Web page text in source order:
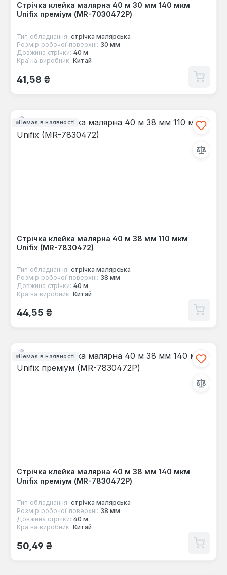
Стрічка клейка малярна 40 м 30 мм 140 мкм
Unifix преміум (MR-7030472P)
Тип обладнання: стрічка малярська
Розмір робочої поверхні: 30 мм
Довжина стрічки: 40 м
Країна виробник: Китай
Звичайна ціна:
41,58 ₴
Немає в наявності
Стрічка клейка малярна 40 м 38 мм 110 мкм
Unifix (MR-7830472)
Тип обладнання: стрічка малярська
Розмір робочої поверхні: 38 мм
Довжина стрічки: 40 м
Країна виробник: Китай
Звичайна ціна:
44,55 ₴
Немає в наявності
Стрічка клейка малярна 40 м 38 мм 140 мкм
Unifix преміум (MR-7830472P)
Тип обладнання: стрічка малярська
Розмір робочої поверхні: 38 мм
Довжина стрічки: 40 м
Країна виробник: Китай
Звичайна ціна:
50,49 ₴